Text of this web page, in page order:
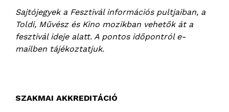
Sajtójegyek a Fesztivál információs pultjaiban, a
Toldi, Művész és Kino mozikban vehetők át a
fesztivál ideje alatt. A pontos időpontról e-
mailben tájékoztatjuk.
SZAKMAI AKKREDITÁCIÓ